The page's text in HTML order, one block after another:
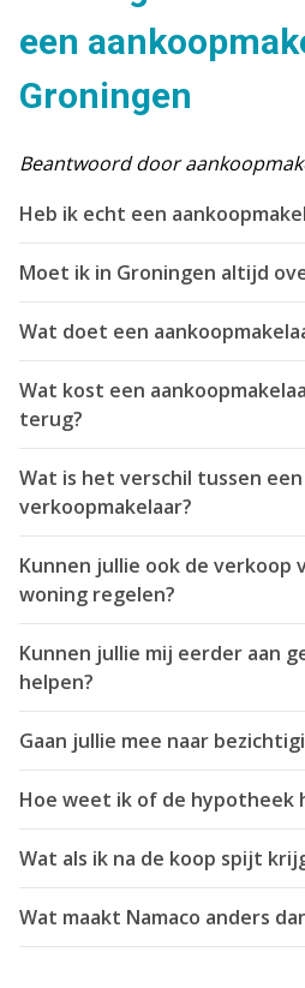
een
Groningen
Beantwoord door
Heb ik echt een
Moet ik in Groningen altijd
Wat doet een
Wat kost een
terug?
Wat is het verschil tussen
verkoopmakelaar?
Kunnen jullie ook de verkoop
woning regelen?
Kunnen jullie mij eerder aan
helpen?
Gaan jullie mee naar
Hoe weet ik of de hypotheek
Wat als ik na de koop spijt
Wat maakt Namaco anders